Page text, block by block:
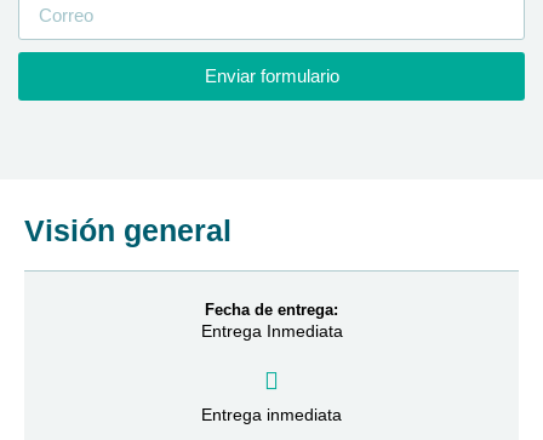
Visión general
Fecha de entrega:
Entrega Inmediata
Entrega inmediata
Enviar formulario